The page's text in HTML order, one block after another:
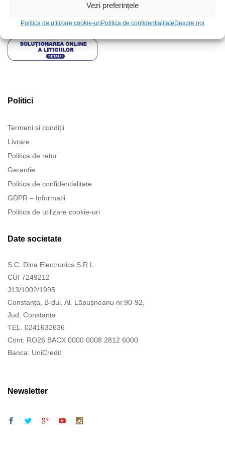
Vezi preferințele
Politica de utilizare cookie-uri Politica de confidentialitate Despre noi
Politici
Termeni și condiții
Livrare
Politica de retur
Garanție
Politica de confidentialitate
GDPR – Informatii
Politica de utilizare cookie-uri
Date societate
S.C. Dina Electronics S.R.L.
CUI 7249212
J13/1002/1995
Constanța, B-dul. Al. Lăpușneanu nr.90-92,
Jud. Constanța
TEL. 0241632636
Cont: RO26 BACX 0000 0008 2812 6000
Banca: UniCredit
Newsletter